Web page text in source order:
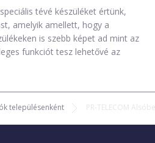
tévé készüléket értünk,
amelyik amellett, hogy a
is szebb képet ad mint az
funkciót tesz lehetővé az
településenként PR-TELECOM